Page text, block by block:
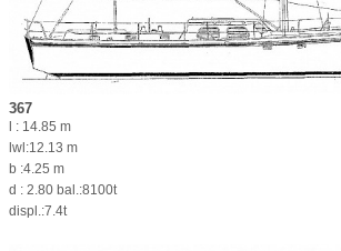
367
l : 14.85 m
lwl:12.13 m
b :4.25 m
d : 2.80 bal.:8100t
displ.:7.4t